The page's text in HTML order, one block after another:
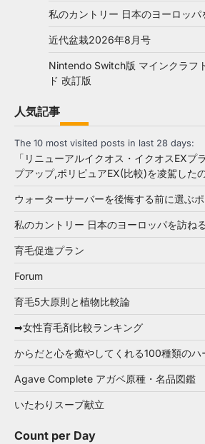
私のカントリー 日本のヨーロッパ
近代盆栽2026年8月号
Nintendo Switch版 マインクラフ
ド 改訂版
人気記事
The 10 most visited posts in last 28 days:
「リニューアルイクオス・イクオスEXプ
プアップ,ポリピュアEX(比較)を凌駕した
ウォーターサーバーを後悔する前に選ぶポ
私のカントリー 日本のヨーロッパを訪ねる
育毛促進プラン
Forum
育毛5大原則と植物比較論
➡女性育毛剤比較ランキング
からだと心を癒やしてくれる100種類のハ
Agave Complete アガベ原種・名品図鑑
いたわりスープ献立
Count per Day